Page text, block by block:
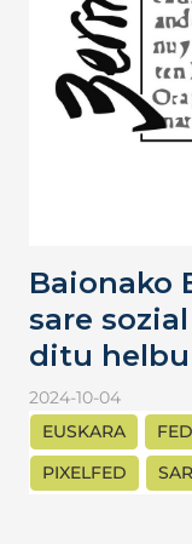
Baionako
sare
ditu
2024-10-04
EUSKARA
PIXELFED